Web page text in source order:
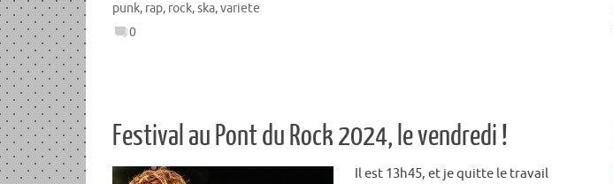
punk, rap, rock,ska,variete
0
Festival au Pont du Rock 2024, le vendredi !
Il est 13h45, et je quitte le travail